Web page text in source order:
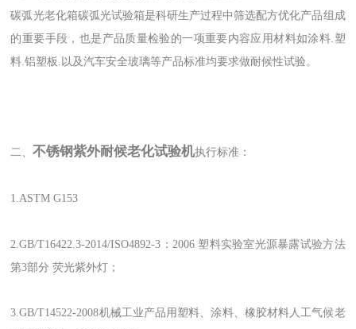
碳弧光老化箱碳弧光试验箱是科研生产过程中筛选配方优化产品组成
的重要手段，也是产品质量检验的一项重要内容应用材料如涂料.塑
料.铝塑板.以及汽车安全玻璃等产品标准均要求做耐候性试验。
二、不锈钢紫外耐候老化试验机执行标准：
1.ASTM G153
2.GB/T16422.3-2014/ISO4892-3：2006 塑料实验室光源暴露试验方法
第3部分 荧光紫外灯；
3.GB/T14522-2008机械工业产品用塑料、涂料、橡胶材料人工气候老